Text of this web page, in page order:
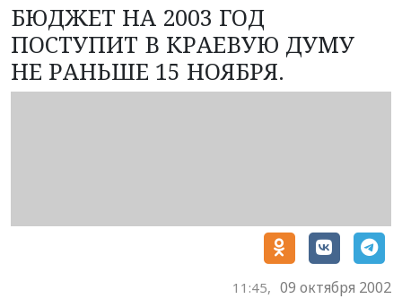
БЮДЖЕТ НА 2003 ГОД
ПОСТУПИТ В КРАЕВУЮ ДУМУ
НЕ РАНЬШЕ 15 НОЯБРЯ.
11:45, 09 октября 2002